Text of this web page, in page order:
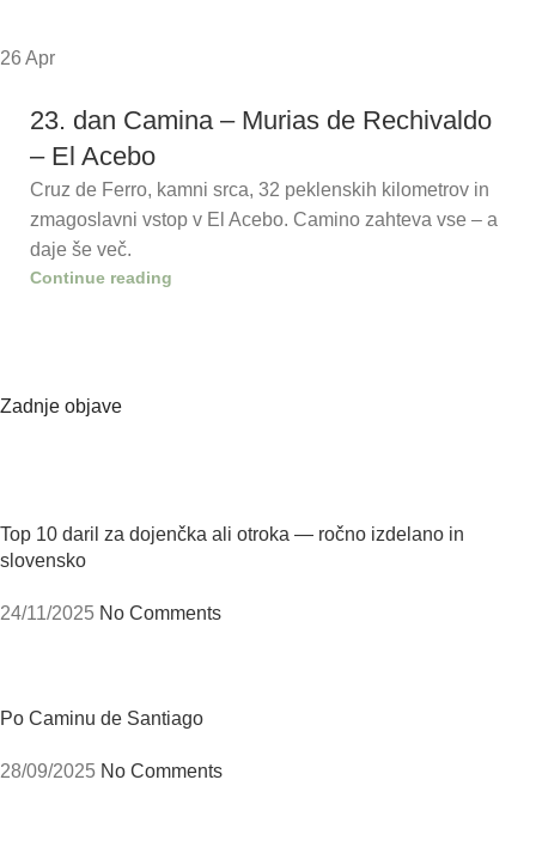
26 Apr
23. dan Camina – Murias de Rechivaldo
– El Acebo
Cruz de Ferro, kamni srca, 32 peklenskih kilometrov in
zmagoslavni vstop v El Acebo. Camino zahteva vse – a
daje še več.
Continue reading
Zadnje objave
Top 10 daril za dojenčka ali otroka — ročno izdelano in
slovensko
24/11/2025 No Comments
Po Caminu de Santiago
28/09/2025 No Comments